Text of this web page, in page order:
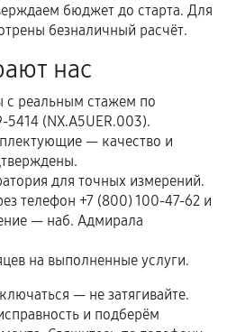
или вмешательство
деталей, если иное не
гарантийного
если это не указано в
куплены
работы может
бюджет до старта. Для
безналичный расчёт.
нас
реальным стажем по
5414 (NX.A5UER.003).
— качество и
для точных измерений.
телефон +7 (800) 100-47-62 и
— наб. Адмирала
на выполненные услуги.
— не затягивайте.
и подберём